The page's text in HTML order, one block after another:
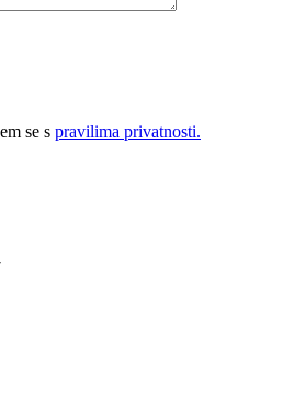
se s pravilima privatnosti.